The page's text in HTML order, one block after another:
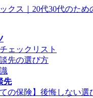
クス｜20代30代のた
ェックリスト
先の選び方
先
ての保険】後悔しない